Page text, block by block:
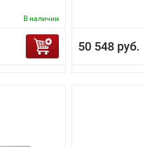
В наличии
50 548 руб.